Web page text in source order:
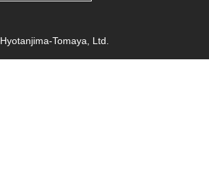
Hyotanjima-Tomaya, Ltd.